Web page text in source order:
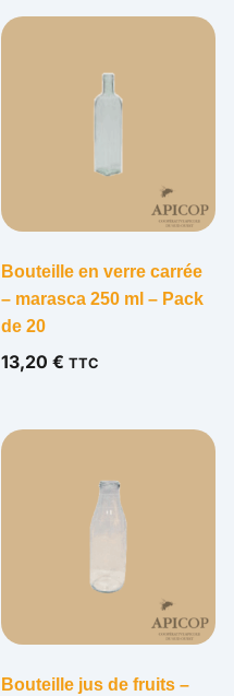
Bouteille en verre carrée
– marasca 250 ml – Pack
de 20
13,20 € TTC
Bouteille jus de fruits –